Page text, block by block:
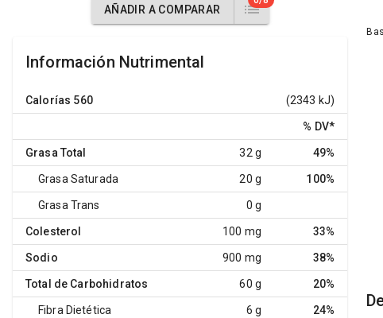
AÑADIR A COMPARAR
Información Nutrimental
Calorías 560 (2343 kJ)
% DV*
Grasa Total 32 g 49%
Grasa Saturada 20 g 100%
Grasa Trans 0 g
Colesterol 100 mg 33%
Sodio 900 mg 38%
Total de Carbohidratos 60 g 20%
Fibra Dietética 6 g 24%